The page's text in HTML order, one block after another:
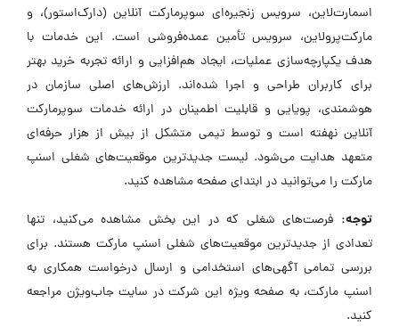
اسمارت‌لاین، سرویس زنجیره‌ای سوپرمارکت آنلاین (دارک‌استور)، و
مارکت‌پرو‌لاین، سرویس تأمین عمده‌فروشی است. این خدمات با
هدف یکپارچه‌سازی عملیات، ایجاد هم‌افزایی و ارائه تجربه خرید بهتر
برای کاربران طراحی و اجرا شده‌اند. ارزش‌های اصلی سازمان در
هوشمندی، پویایی و قابلیت اطمینان در ارائه خدمات سوپرمارکت
آنلاین نهفته است و توسط تیمی متشکل از بیش از هزار حرفه‌ای
متعهد هدایت می‌شود. لیست جدیدترین موقعیت‌های شغلی اسنپ
مارکت را می‌توانید در ابتدای صفحه مشاهده کنید.
توجه: فرصت‌های شغلی که در این بخش مشاهده می‌کنید، تنها
تعدادی از جدیدترین موقعیت‌های شغلی اسنپ مارکت هستند. برای
بررسی تمامی آگهی‌های استخدامی و ارسال درخواست همکاری به
اسنپ مارکت، به صفحه ویژه این شرکت در سایت جاب‌ویژن مراجعه
کنید.